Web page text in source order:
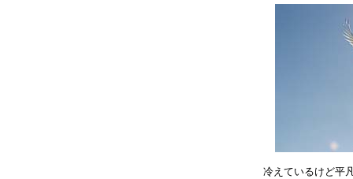
冷えているけど平